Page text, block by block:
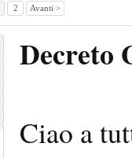
2 Avanti >
Decreto
Ciao a